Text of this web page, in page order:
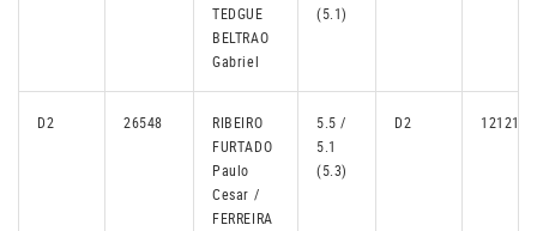
TEDGUE
BELTRAO
Gabriel
(5.1)
D2 26548
RIBEIRO
FURTADO
Paulo
Cesar /
FERREIRA
5.5 /
5.1
(5.3)
D2 12121